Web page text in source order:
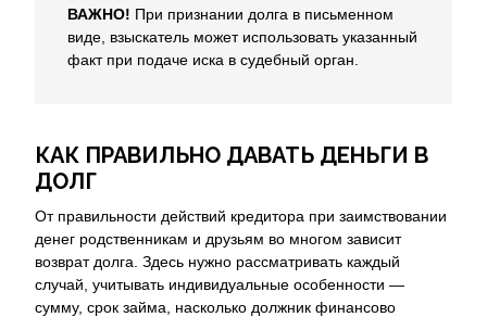
ВАЖНО! При признании долга в письменном
виде, взыскатель может использовать указанный
факт при подаче иска в судебный орган.
КАК ПРАВИЛЬНО ДАВАТЬ ДЕНЬГИ В
ДОЛГ
От правильности действий кредитора при заимствовании
денег родственникам и друзьям во многом зависит
возврат долга. Здесь нужно рассматривать каждый
случай, учитывать индивидуальные особенности —
сумму, срок займа, насколько должник финансово